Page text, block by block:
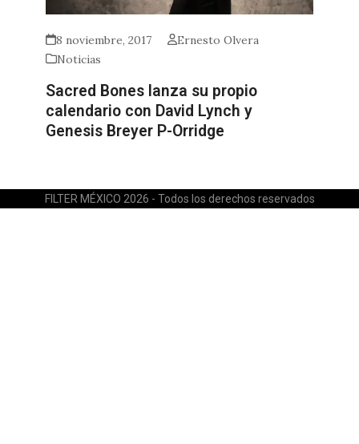
8 noviembre, 2017
Ernesto Olvera
Noticias
Sacred Bones lanza su propio
calendario con David Lynch y
Genesis Breyer P-Orridge
FILTER MÉXICO 2026 - Todos los derechos reservados